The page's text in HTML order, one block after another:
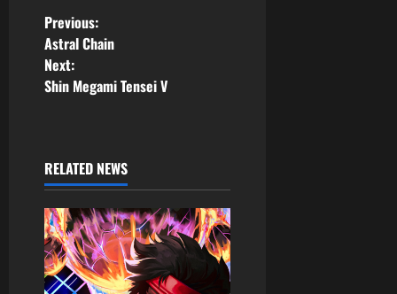
Previous:
Astral Chain
Next:
Shin Megami Tensei V
RELATED NEWS